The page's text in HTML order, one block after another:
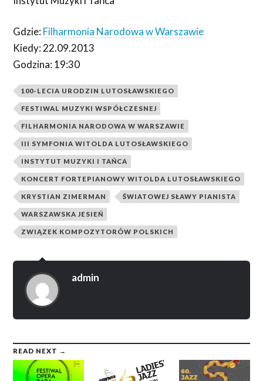
Gdzie:Filharmonia Narodowa w Warszawie
Kiedy: 22.09.2013
Godzina: 19:30
100-LECIA URODZIN LUTOSŁAWSKIEGO
FESTIWAL MUZYKI WSPÓŁCZESNEJ
FILHARMONIA NARODOWA W WARSZAWIE
III SYMFONIA WITOLDA LUTOSŁAWSKIEGO
INSTYTUT MUZYKI I TAŃCA
KONCERT FORTEPIANOWY WITOLDA LUTOSŁAWSKIEGO
KRYSTIAN ZIMERMAN ŚWIATOWEJ SŁAWY PIANISTA
WARSZAWSKA JESIEŃ
ZWIĄZEK KOMPOZYTORÓW POLSKICH
admin
READ NEXT →